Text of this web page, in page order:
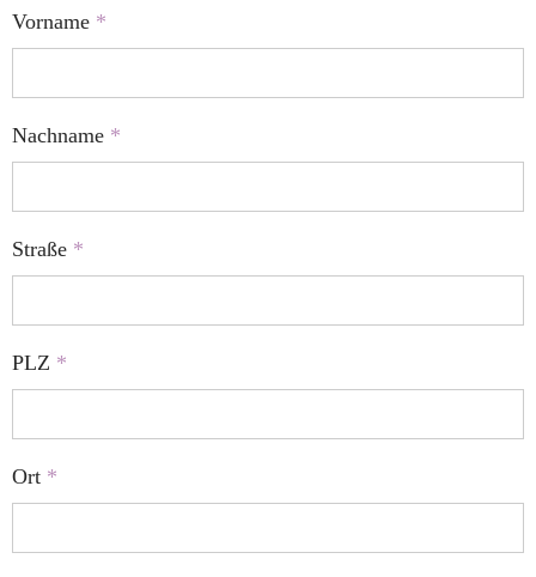
Vorname *
Nachname *
Straße *
PLZ *
Ort *